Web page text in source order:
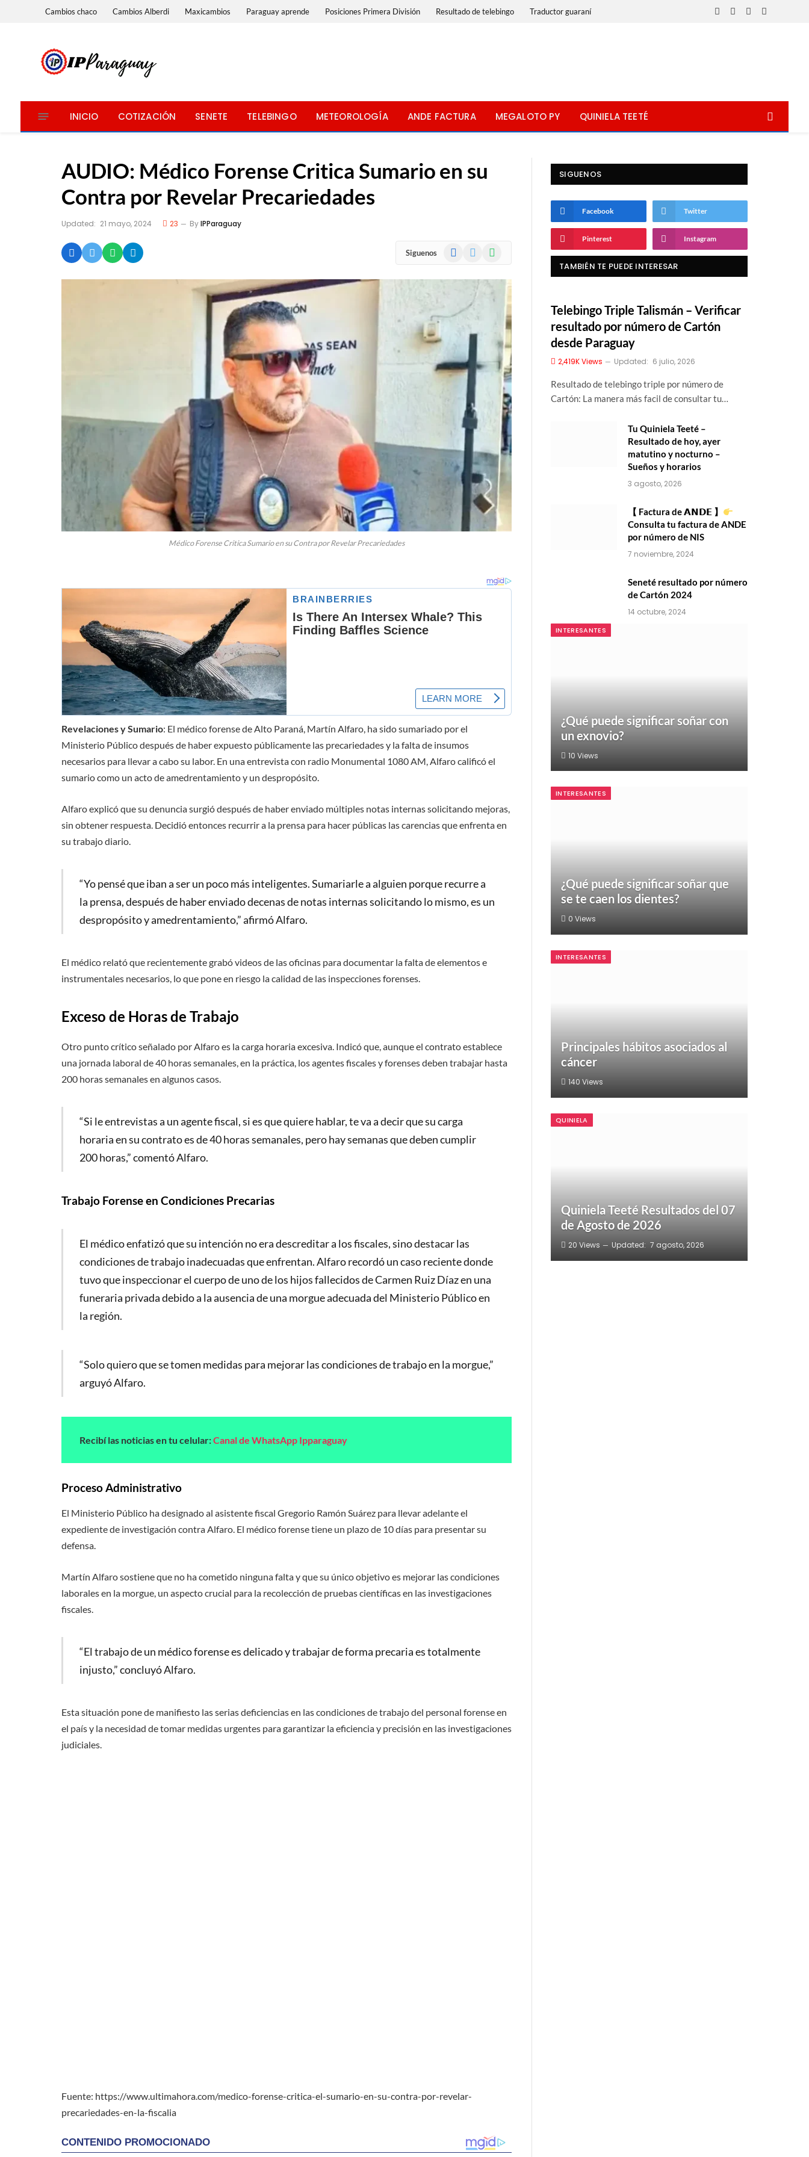
Cambios chaco Cambios Alberdi Maxicambios Paraguay aprende Posiciones Primera División Resultado de telebingo Traductor guaraní
Facebook
X
InstagramWhatsApp
INICIO COTIZACIÓN SENETE TELEBINGO METEOROLOGÍA ANDE FACTURA MEGALOTO PY QUINIELA TEETÉ
AUDIO: Médico Forense Critica Sumario en su
Contra por Revelar Precariedades
Updated: 21 mayo, 2024 23 ByIPParaguay
Siguenos Facebook WhatsApp
Médico Forense Critica Sumario en su Contra por Revelar Precariedades
Revelaciones y Sumario: El médico forense de Alto Paraná, Martín Alfaro, ha sido sumariado por el
Ministerio Público después de haber expuesto públicamente las precariedades y la falta de insumos
necesarios para llevar a cabo su labor. En una entrevista con radio Monumental 1080 AM, Alfaro calificó el
sumario como un acto de amedrentamiento y un despropósito.
Alfaro explicó que su denuncia surgió después de haber enviado múltiples notas internas solicitando mejoras,
sin obtener respuesta. Decidió entonces recurrir a la prensa para hacer públicas las carencias que enfrenta en
su trabajo diario.
“Yo pensé que iban a ser un poco más inteligentes. Sumariarle a alguien porque recurre a
la prensa, después de haber enviado decenas de notas internas solicitando lo mismo, es un
despropósito y amedrentamiento,” afirmó Alfaro.
El médico relató que recientemente grabó videos de las oficinas para documentar la falta de elementos e
instrumentales necesarios, lo que pone en riesgo la calidad de las inspecciones forenses.
Exceso de Horas de Trabajo
Otro punto crítico señalado por Alfaro es la carga horaria excesiva. Indicó que, aunque el contrato establece
una jornada laboral de 40 horas semanales, en la práctica, los agentes fiscales y forenses deben trabajar hasta
200 horas semanales en algunos casos.
“Si le entrevistas a un agente fiscal, si es que quiere hablar, te va a decir que su carga
horaria en su contrato es de 40 horas semanales, pero hay semanas que deben cumplir
200 horas,” comentó Alfaro.
Trabajo Forense en Condiciones Precarias
El médico enfatizó que su intención no era descreditar a los fiscales, sino destacar las
condiciones de trabajo inadecuadas que enfrentan. Alfaro recordó un caso reciente donde
tuvo que inspeccionar el cuerpo de uno de los hijos fallecidos de Carmen Ruiz Díaz en una
funeraria privada debido a la ausencia de una morgue adecuada del Ministerio Público en
la región.
“Solo quiero que se tomen medidas para mejorar las condiciones de trabajo en la morgue,”
arguyó Alfaro.
Recibí las noticias en tu celular:Canal de WhatsApp Ipparaguay
Proceso Administrativo
El Ministerio Público ha designado al asistente fiscal Gregorio Ramón Suárez para llevar adelante el
expediente de investigación contra Alfaro. El médico forense tiene un plazo de 10 días para presentar su
defensa.
Martín Alfaro sostiene que no ha cometido ninguna falta y que su único objetivo es mejorar las condiciones
laborales en la morgue, un aspecto crucial para la recolección de pruebas científicas en las investigaciones
fiscales.
“El trabajo de un médico forense es delicado y trabajar de forma precaria es totalmente
injusto,” concluyó Alfaro.
Esta situación pone de manifiesto las serias deficiencias en las condiciones de trabajo del personal forense en
el país y la necesidad de tomar medidas urgentes para garantizar la eficiencia y precisión en las investigaciones
judiciales.
Fuente: https://www.ultimahora.com/medico-forense-critica-el-sumario-en-su-contra-por-revelar-
precariedades-en-la-fiscalia
SIGUENOS
Facebook Twitter
Pinterest Instagram
TAMBIÉN TE PUEDE INTERESAR
Telebingo Triple Talismán – Verificar
resultado por número de Cartón
desde Paraguay
2,419KViews Updated: 6 julio, 2026
Resultado de telebingo triple por número de
Cartón: La manera más facil de consultar tu…
Tu Quiniela Teeté –
Resultado de hoy, ayer
matutino y nocturno –
Sueños y horarios
3 agosto, 2026
【 Factura de 𝗔𝗡𝗗𝗘 】
Consulta tu factura de ANDE
por número de NIS
7 noviembre, 2024
Seneté resultado por número
de Cartón 2024
14 octubre, 2024
INTERESANTES
¿Qué puede significar soñar con
un exnovio?
10 Views
INTERESANTES
¿Qué puede significar soñar que
se te caen los dientes?
0 Views
INTERESANTES
Principales hábitos asociados al
cáncer
140 Views
QUINIELA
Quiniela Teeté Resultados del 07
de Agosto de 2026
20 Views Updated: 7 agosto, 2026